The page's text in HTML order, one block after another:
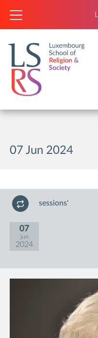
07 Jun 2024
sessions'
07
jun
2024